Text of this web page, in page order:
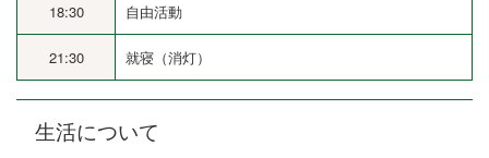
18:30 自由活動
21:30 就寝（消灯）
生活について